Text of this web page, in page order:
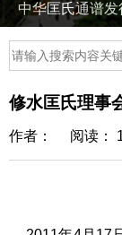
中华匡氏通谱发
修水匡氏理事
作者： 阅读